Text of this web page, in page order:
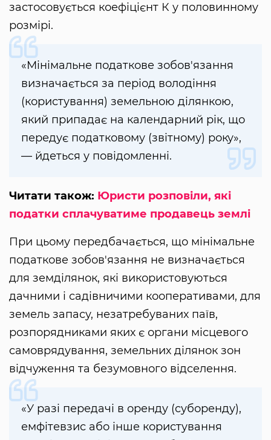
застосовується коефіцієнт К у половинному
розмірі.
«Мінімальне податкове зобов'язання
визначається за період володіння
(користування) земельною ділянкою,
який припадає на календарний рік, що
передує податковому (звітному) року»,
— йдеться у повідомленні.
Читати також: Юристи розповіли, які
податки сплачуватиме продавець землі
При цьому передбачається, що мінімальне
податкове зобов'язання не визначається
для земділянок, які використовуються
дачними і садівничими кооперативами, для
земель запасу, незатребуваних паїв,
розпорядниками яких є органи місцевого
самоврядування, земельних ділянок зон
відчуження та безумовного відселення.
«У разі передачі в оренду (суборенду),
емфітевзис або інше користування